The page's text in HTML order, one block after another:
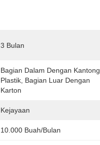
3 Bulan
Bagian Dalam Dengan Kantong
Plastik, Bagian Luar Dengan
Karton
Kejayaan
10.000 Buah/bulan